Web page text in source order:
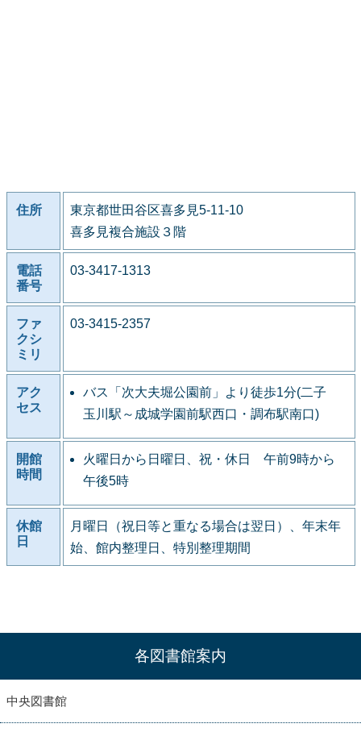
住所
東京都世田谷区喜多見5-11-10
喜多見複合施設３階
電話
番号
03-3417-1313
ファ
クシ
ミリ
03-3415-2357
アク
セス
バス「次大夫堀公園前」より徒歩1分(二子
玉川駅～成城学園前駅西口・調布駅南口)
開館
時間
火曜日から日曜日、祝・休日 午前9時から
午後5時
休館
日
月曜日（祝日等と重なる場合は翌日）、年末年
始、館内整理日、特別整理期間
各図書館案内
中央図書館